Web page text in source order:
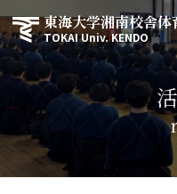
東海大学湘南校舎体
TOKAI Univ. KENDO